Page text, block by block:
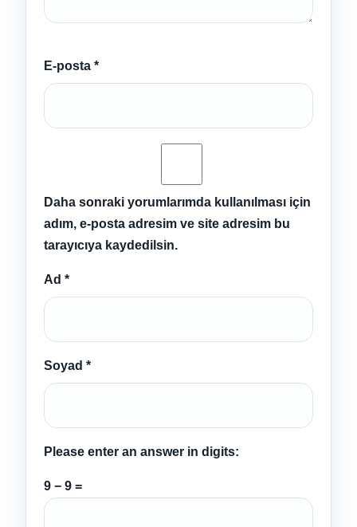
E-posta *
Daha sonraki yorumlarımda kullanılması için
adım, e-posta adresim ve site adresim bu
tarayıcıya kaydedilsin.
Ad *
Soyad *
Please enter an answer in digits:
9 − 9 =